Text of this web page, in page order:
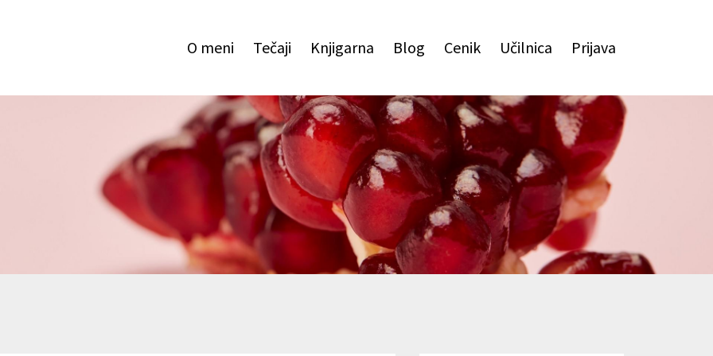
O meni Tečaji Knjigarna Blog Cenik Učilnica Prijava